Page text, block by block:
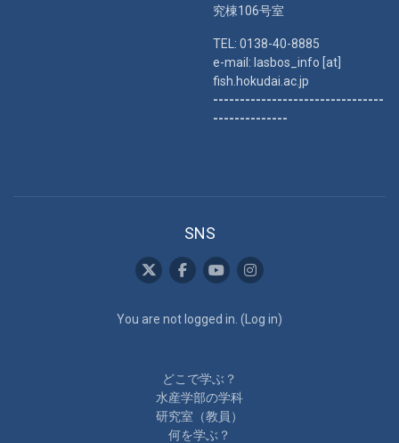
究棟106号室
TEL: 0138-40-8885
e-mail: lasbos_info [at]
fish.hokudai.ac.jp
--------------------------------
--------------
SNS
You are not logged in. ( Log in)
どこで学ぶ？
水産学部の学科
研究室（教員）
何を学ぶ？